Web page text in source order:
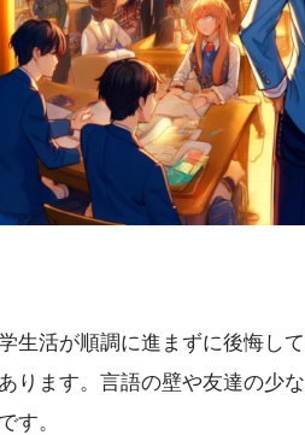
生活が順調に進まずに後悔し
ります。言語の壁や友達の少
す。